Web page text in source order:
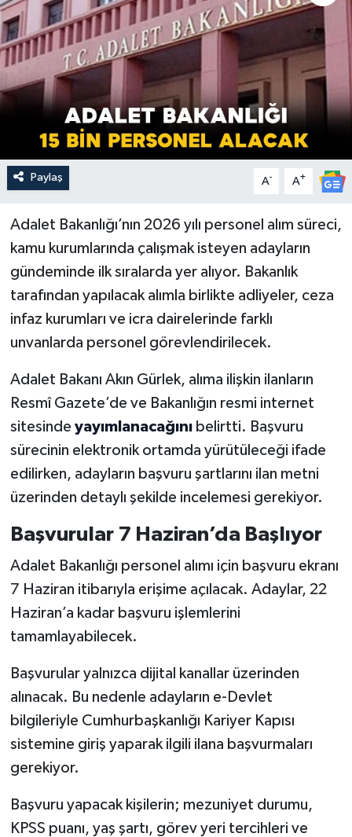
Paylaş A- A+
Adalet Bakanlığı’nın 2026 yılı personel alım süreci,
kamu kurumlarında çalışmak isteyen adayların
gündeminde ilk sıralarda yer alıyor. Bakanlık
tarafından yapılacak alımla birlikte adliyeler, ceza
infaz kurumları ve icra dairelerinde farklı
unvanlarda personel görevlendirilecek.
Adalet Bakanı Akın Gürlek, alıma ilişkin ilanların
Resmî Gazete’de ve Bakanlığın resmi internet
sitesinde yayımlanacağınıbelirtti. Başvuru
sürecinin elektronik ortamda yürütüleceği ifade
edilirken, adayların başvuru şartlarını ilan metni
üzerinden detaylı şekilde incelemesi gerekiyor.
Başvurular 7 Haziran’da Başlıyor
Adalet Bakanlığı personel alımı için başvuru ekranı
7 Haziran itibarıyla erişime açılacak. Adaylar, 22
Haziran’a kadar başvuru işlemlerini
tamamlayabilecek.
Başvurular yalnızca dijital kanallar üzerinden
alınacak. Bu nedenle adayların e-Devlet
bilgileriyle Cumhurbaşkanlığı Kariyer Kapısı
sistemine giriş yaparak ilgili ilana başvurmaları
gerekiyor.
Başvuru yapacak kişilerin; mezuniyet durumu,
KPSS puanı, yaş şartı, görev yeri tercihleri ve